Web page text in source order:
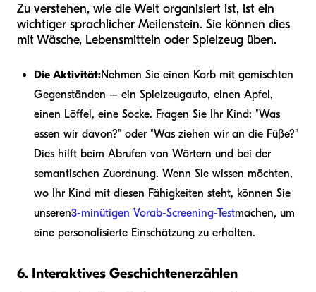
Zu verstehen, wie die Welt organisiert ist, ist ein
wichtiger sprachlicher Meilenstein. Sie können dies
mit Wäsche, Lebensmitteln oder Spielzeug üben.
Die Aktivität:Nehmen Sie einen Korb mit gemischten
Gegenständen – ein Spielzeugauto, einen Apfel,
einen Löffel, eine Socke. Fragen Sie Ihr Kind: "Was
essen wir davon?" oder "Was ziehen wir an die Füße?"
Dies hilft beim Abrufen von Wörtern und bei der
semantischen Zuordnung. Wenn Sie wissen möchten,
wo Ihr Kind mit diesen Fähigkeiten steht, können Sie
unseren3-minütigen Vorab-Screening-Testmachen, um
eine personalisierte Einschätzung zu erhalten.
6. Interaktives Geschichtenerzählen